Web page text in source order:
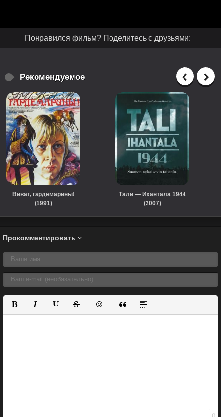
Понравился фильм? Поделитесь с друзьями:
Рекомендуемое
Виват, гардемарины!
(1991)
Тали — Ихантала 1944
(2007)
Прокомментировать
Полужирный
КурсивПодчеркнутый
ЗачеркнутыйВставить смайлик
Вставка цитаты
Вставка спойлера